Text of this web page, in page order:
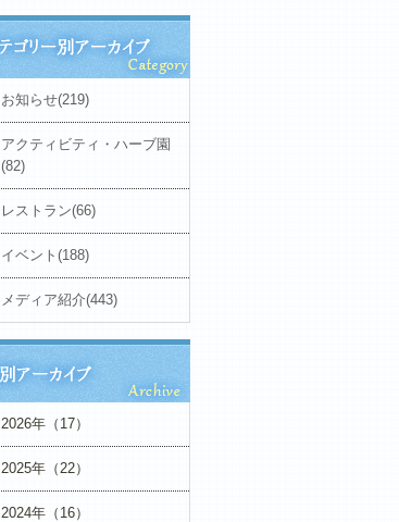
お知らせ(219)
アクティビティ・ハーブ園
(82)
レストラン(66)
イベント(188)
メディア紹介(443)
2026年（17）
2025年（22）
2024年（16）